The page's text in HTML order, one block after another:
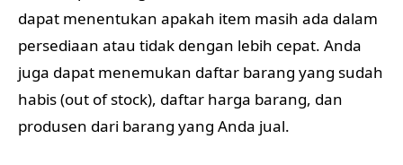
dapat menentukan apakah item masih ada dalam
persediaan atau tidak dengan lebih cepat. Anda
juga dapat menemukan daftar barang yang sudah
habis (out of stock), daftar harga barang, dan
produsen dari barang yang Anda jual.